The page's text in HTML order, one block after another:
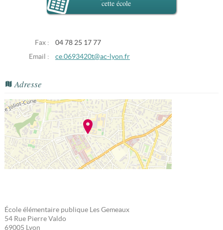
cette école
Fax :
04 78 25 17 77
Email :
ce.0693420t@ac-lyon.fr
Adresse
École élémentaire publique Les Gemeaux
54 Rue Pierre Valdo
69005 Lyon